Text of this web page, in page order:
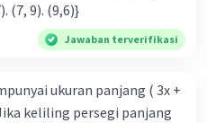
(5,7). (7, 9). (9,6)}
Jawaban terverifikasi
ukuran panjang ( 3x +
keliling persegi panjang